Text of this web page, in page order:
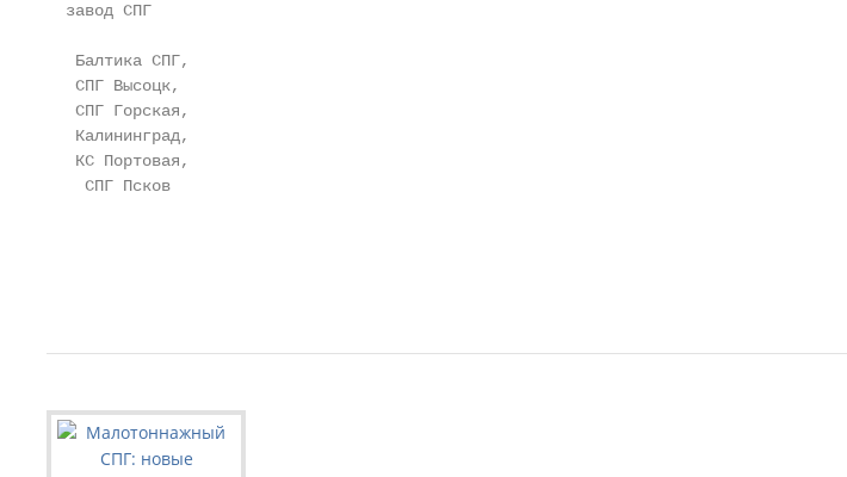
завод СПГ
   Балтика СПГ,
   СПГ Высоцк,
   СПГ Горская,
   Калининград,
   КС Портовая,
СПГ Псков